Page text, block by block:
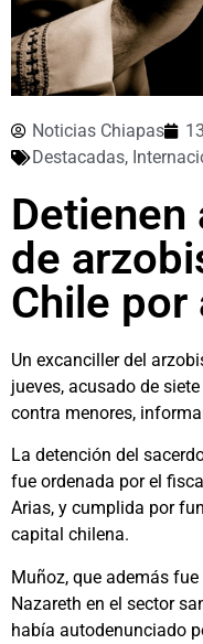
Noticias Chiapas
Destacadas,
Detienen
de
Chile por
Un excanciller del
jueves, acusado de
contra menores,
La detención del
fue ordenada por el
Arias, y cumplida por
capital chilena.
Muñoz, que además
Nazareth en el sector
había autodenunciado